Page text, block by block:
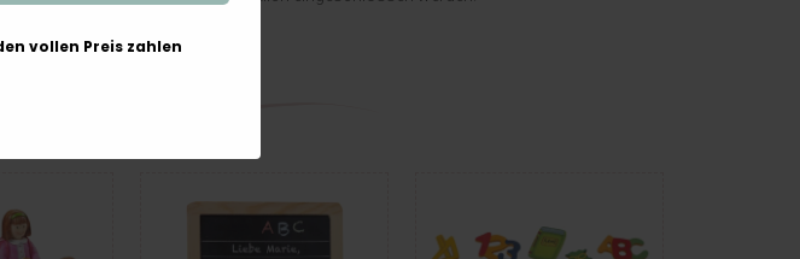
vollen Preis zahlen